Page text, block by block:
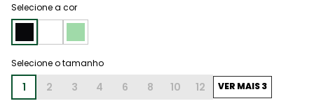
Selecione a cor
1 2 3 4 6 8 10 12 VER MAIS 3